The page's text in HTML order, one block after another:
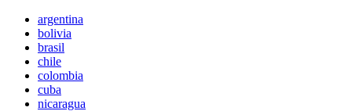
argentina
bolivia
brasil
chile
colombia
cuba
nicaragua